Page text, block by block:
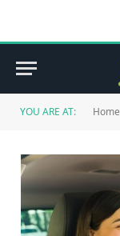
YOU ARE AT: Home